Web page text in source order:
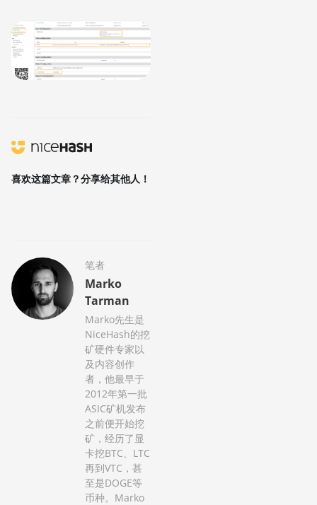
喜欢这篇文章？分享给其他人！
笔者
Marko
Tarman
Marko先生是
NiceHash的挖
矿硬件专家以
及内容创作
者，他最早于
2012年第一批
ASIC矿机发布
之前便开始挖
矿，经历了显
卡挖BTC、LTC
再到VTC，甚
至是DOGE等
币种。Marko